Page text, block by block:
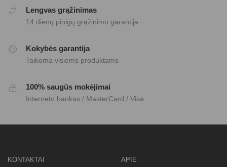
Lengvas grąžinimas
14 dienų pinigų grąžinimo garantija
Kokybės garantija
Taikoma visiems produktams
100% saugūs mokėjimai
Interneto bankas / MasterCard / Visa
KONTAKTAI APIE